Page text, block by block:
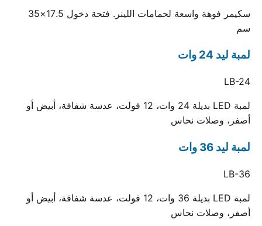
سكيمر فوهة واسعة لحمامات اللينر. فتحة دخول 17.5×35
سم
لمبة ليد 24 وات
LB-24
لمبة LED بديلة 24 وات، 12 فولت، عدسة شفافة، أبيض أو
أصفر، وصلات نحاس
لمبة ليد 36 وات
LB-36
لمبة LED بديلة 36 وات، 12 فولت، عدسة شفافة، أبيض أو
أصفر، وصلات نحاس